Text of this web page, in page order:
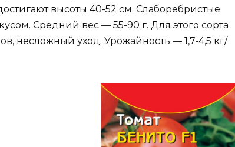
высоты 40-52 см. Слаборебристые
Средний вес — 55-90 г. Для этого сорта
несложный уход. Урожайность — 1,7-4,5 кг/